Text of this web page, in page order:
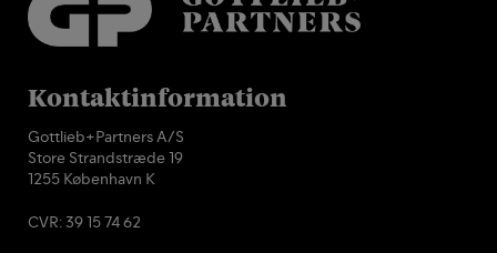
Kontaktinformation
Gottlieb+Partners A/S
Store Strandstræde 19
1255 København K
CVR: 39 15 74 62